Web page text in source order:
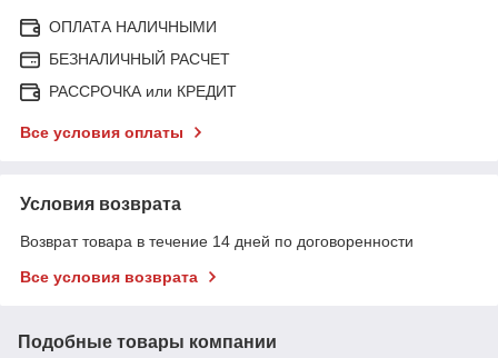
ОПЛАТА НАЛИЧНЫМИ
БЕЗНАЛИЧНЫЙ РАСЧЕТ
РАССРОЧКА или КРЕДИТ
Все условия оплаты
Условия возврата
Возврат товара в течение 14 дней по договоренности
Все условия возврата
Подобные товары компании